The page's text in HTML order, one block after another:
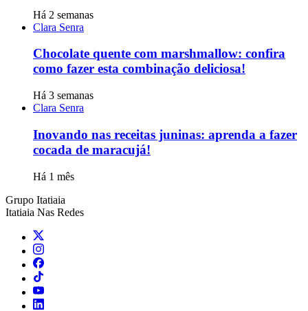
Há 2 semanas
Clara Senra
Chocolate quente com marshmallow: confira
como fazer esta combinação deliciosa!
Há 3 semanas
Clara Senra
Inovando nas receitas juninas: aprenda a fazer
cocada de maracujá!
Há 1 mês
Grupo Itatiaia
Itatiaia Nas Redes